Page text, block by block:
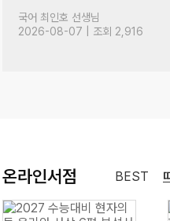
국어 최인호 선생님
2026-08-07 | 조회 2,916
온라인서점 BEST